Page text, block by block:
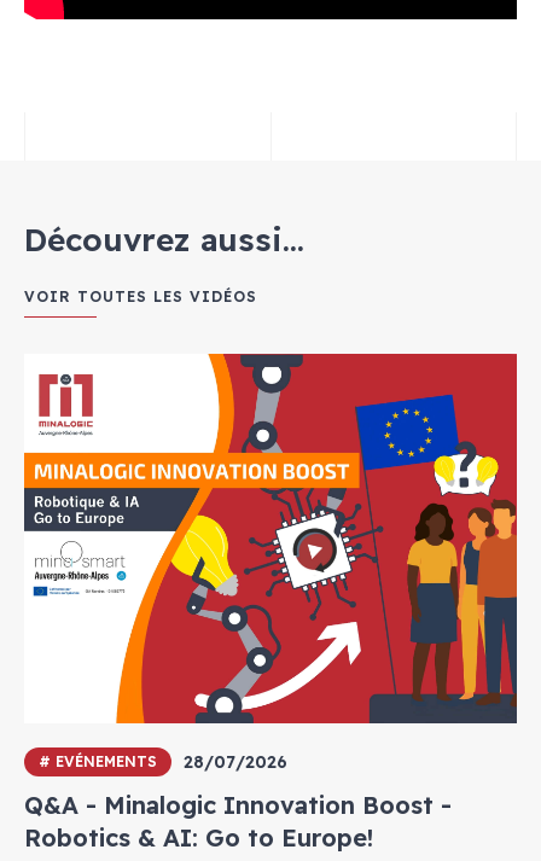
Découvrez aussi...
VOIR TOUTES LES VIDÉOS
# EVÉNEMENTS 28/07/2026
Q&A - Minalogic Innovation Boost -
Robotics & AI: Go to Europe!